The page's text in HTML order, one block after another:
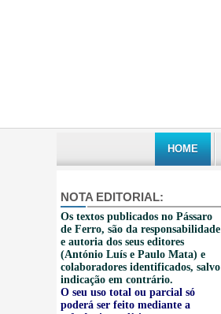
HOME
NOTA EDITORIAL:
Os textos publicados no Pássaro
de Ferro, são da responsabilidade
e autoria dos seus editores
(António Luís e Paulo Mata) e
colaboradores identificados, salvo
indicação em contrário.
O seu uso total ou parcial só
poderá ser feito mediante a